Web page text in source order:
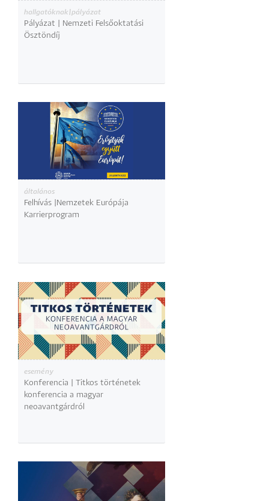
hallgatóknak|pályázat
Pályázat | Nemzeti Felsőoktatási
Ösztöndíj
általános
Felhívás |Nemzetek Európája
Karrierprogram
esemény
Konferencia | Titkos történetek
konferencia a magyar
neoavantgárdról